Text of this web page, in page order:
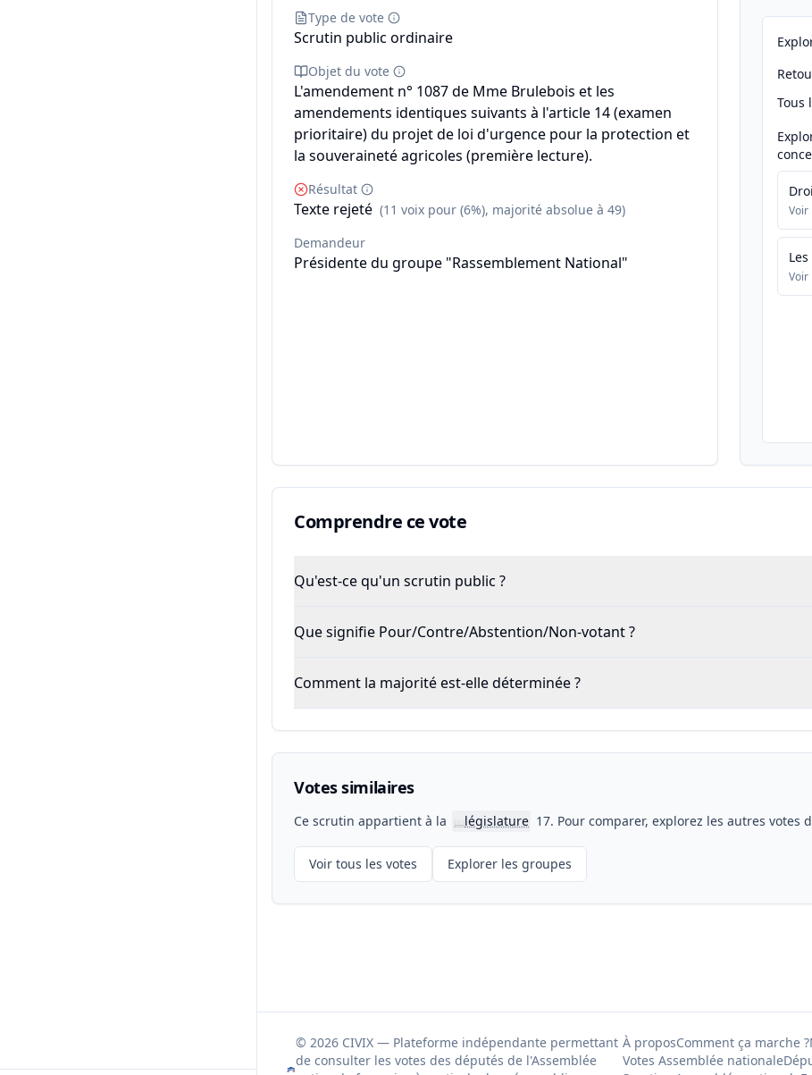
Type de vote
Scrutin public ordinaire
Objet du vote
L'amendement n° 1087 de Mme Brulebois et les
amendements identiques suivants à l'article 14 (examen
prioritaire) du projet de loi d'urgence pour la protection et
la souveraineté agricoles (première lecture).
Résultat
Texte rejeté (11 voix pour (6%), majorité absolue à 49)
Demandeur
Présidente du groupe "Rassemblement National"
Tous
Voir
Voir
Comprendre ce vote
Qu'est-ce qu'un scrutin public ?
Que signifie Pour/Contre/Abstention/Non-votant ?
Comment la majorité est-elle déterminée ?
Votes similaires
Ce scrutin appartient à la 📖législature 17. Pour comparer, explorez les autres
Voir tous les votes Explorer les groupes
© 2026 CIVIX — Plateforme indépendante permettant
de consulter les votes des députés de l'Assemblée
À proposComment ça marche ?
Votes Assemblée nationale